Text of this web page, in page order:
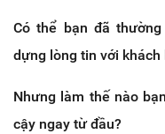
Có thể bạn đã
dựng lòng tin với
Nhưng làm thế nào
cậy ngay từ đầu?